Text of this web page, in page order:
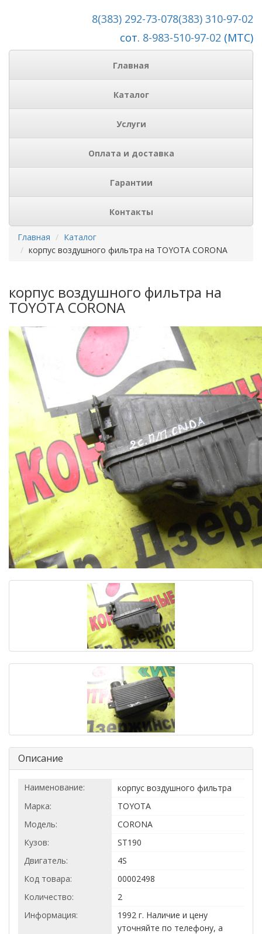
8(383) 310-97-02
8(383) 292-73-07
сот. 8-983-510-97-02 (МТС)
Главная
Каталог
Услуги
Оплата и доставка
Гарантии
Контакты
Главная
Каталог
корпус воздушного фильтра на TOYOTA CORONA
корпус воздушного фильтра на
TOYOTA CORONA
Описание
Наименование:
корпус воздушного фильтра
Марка:
TOYOTA
Модель:
CORONA
Кузов:
ST190
Двигатель:
4S
Код товара:
00002498
Количество:
2
Информация:
1992 г. Наличие и цену
уточняйте по телефону, а